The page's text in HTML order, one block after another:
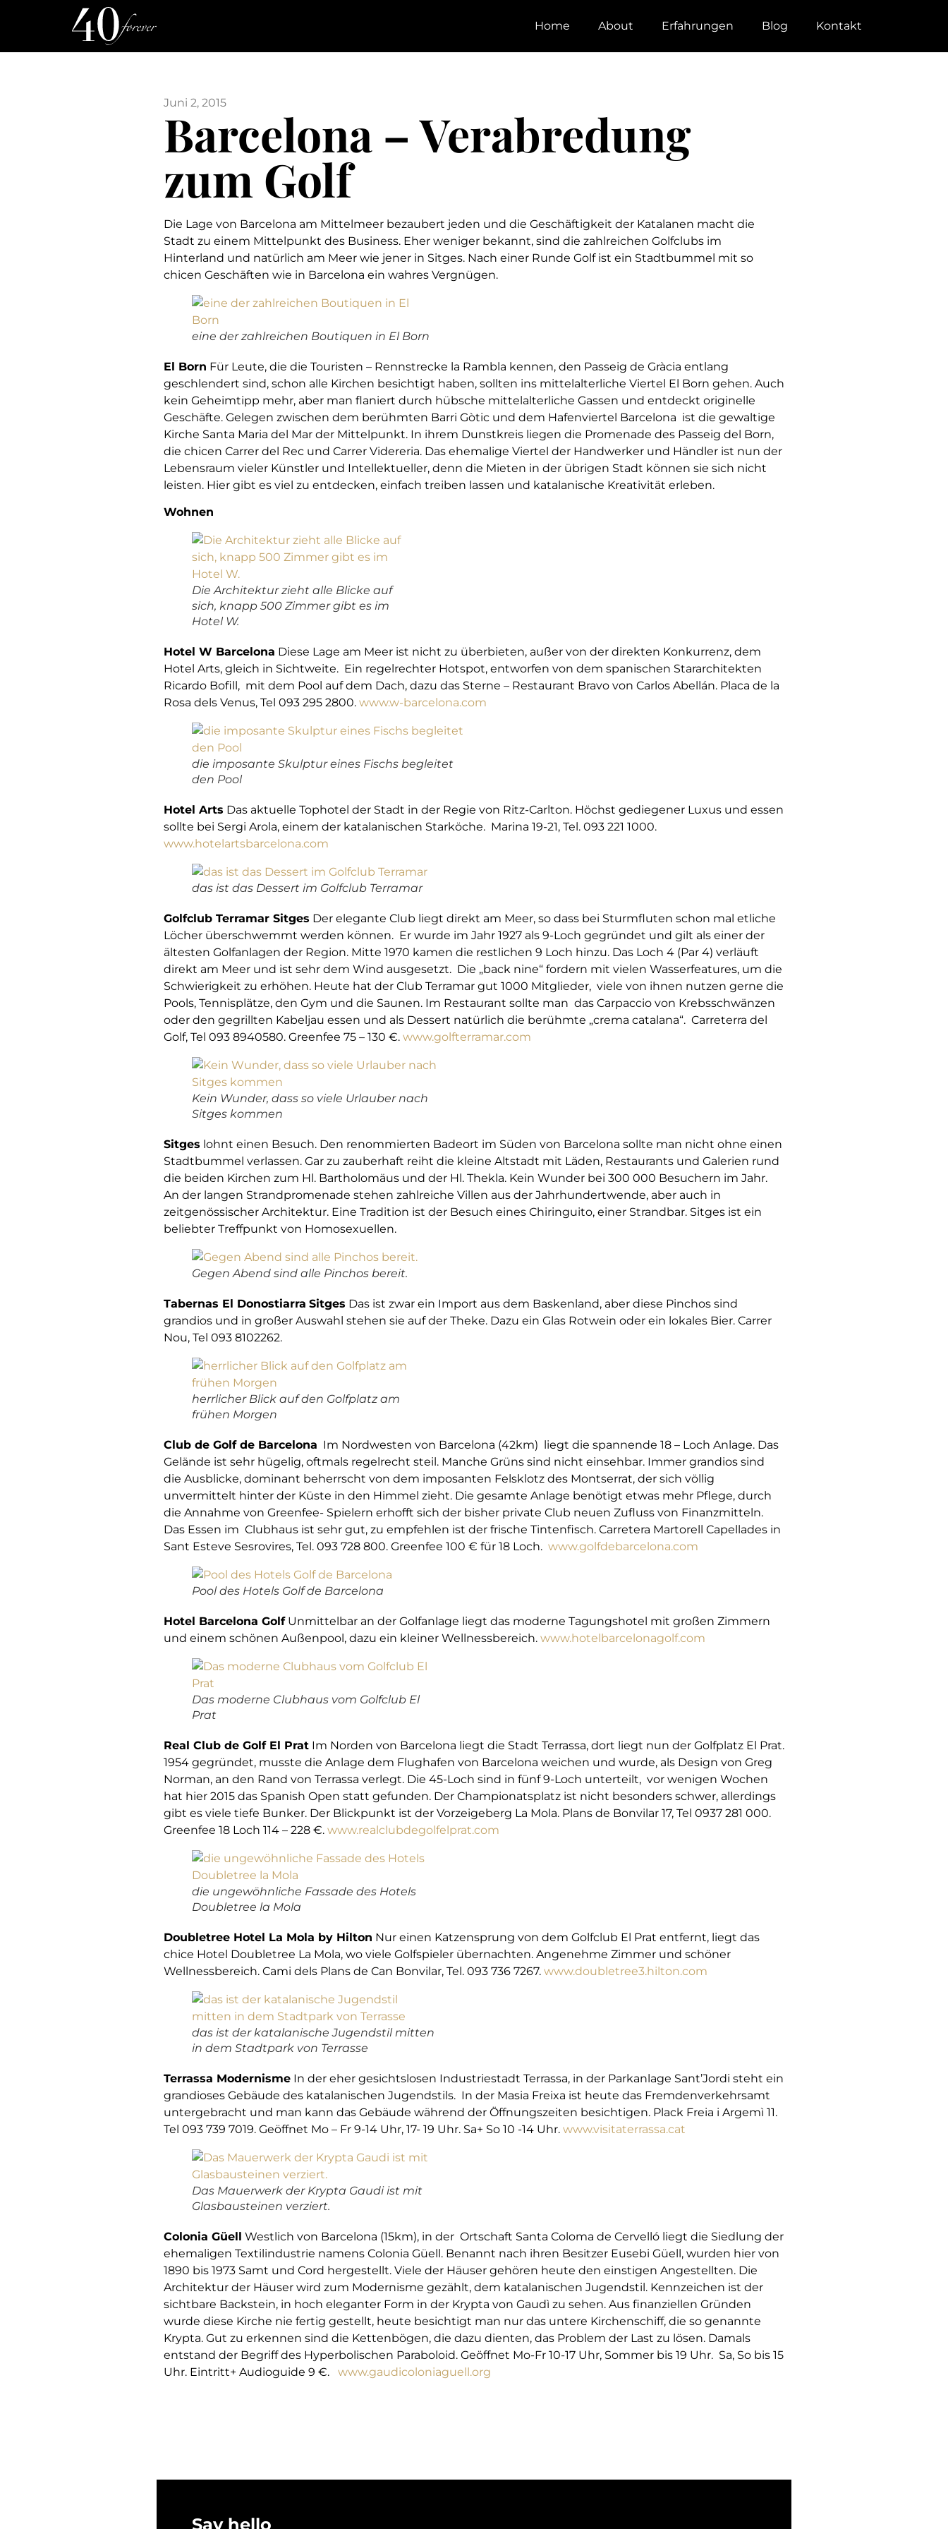
Home About Erfahrungen Blog Kontakt
Juni 2, 2015
Barcelona – Verabredung
zum Golf
Die Lage von Barcelona am Mittelmeer bezaubert jeden und die Geschäftigkeit der Katalanen macht die
Stadt zu einem Mittelpunkt des Business. Eher weniger bekannt, sind die zahlreichen Golfclubs im
Hinterland und natürlich am Meer wie jener in Sitges. Nach einer Runde Golf ist ein Stadtbummel mit so
chicen Geschäften wie in Barcelona ein wahres Vergnügen.
eine der zahlreichen Boutiquen in El Born
El Born Für Leute, die die Touristen – Rennstrecke la Rambla kennen, den Passeig de Gràcia entlang
geschlendert sind, schon alle Kirchen besichtigt haben, sollten ins mittelalterliche Viertel El Born gehen. Auch
kein Geheimtipp mehr, aber man flaniert durch hübsche mittelalterliche Gassen und entdeckt originelle
Geschäfte. Gelegen zwischen dem berühmten Barri Gòtic und dem Hafenviertel Barcelona ist die gewaltige
Kirche Santa Maria del Mar der Mittelpunkt. In ihrem Dunstkreis liegen die Promenade des Passeig del Born,
die chicen Carrer del Rec und Carrer Videreria. Das ehemalige Viertel der Handwerker und Händler ist nun der
Lebensraum vieler Künstler und Intellektueller, denn die Mieten in der übrigen Stadt können sie sich nicht
leisten. Hier gibt es viel zu entdecken, einfach treiben lassen und katalanische Kreativität erleben.
Wohnen
Die Architektur zieht alle Blicke auf
sich, knapp 500 Zimmer gibt es im
Hotel W.
Hotel W Barcelona Diese Lage am Meer ist nicht zu überbieten, außer von der direkten Konkurrenz, dem
Hotel Arts, gleich in Sichtweite. Ein regelrechter Hotspot, entworfen von dem spanischen Stararchitekten
Ricardo Bofill, mit dem Pool auf dem Dach, dazu das Sterne – Restaurant Bravo von Carlos Abellán. Placa de la
Rosa dels Venus, Tel 093 295 2800. www.w-barcelona.com
die imposante Skulptur eines Fischs begleitet
den Pool
Hotel Arts Das aktuelle Tophotel der Stadt in der Regie von Ritz-Carlton. Höchst gediegener Luxus und essen
sollte bei Sergi Arola, einem der katalanischen Starköche. Marina 19-21, Tel. 093 221 1000.
www.hotelartsbarcelona.com
das ist das Dessert im Golfclub Terramar
Golfclub Terramar Sitges Der elegante Club liegt direkt am Meer, so dass bei Sturmfluten schon mal etliche
Löcher überschwemmt werden können. Er wurde im Jahr 1927 als 9-Loch gegründet und gilt als einer der
ältesten Golfanlagen der Region. Mitte 1970 kamen die restlichen 9 Loch hinzu. Das Loch 4 (Par 4) verläuft
direkt am Meer und ist sehr dem Wind ausgesetzt. Die „back nine“ fordern mit vielen Wasserfeatures, um die
Schwierigkeit zu erhöhen. Heute hat der Club Terramar gut 1000 Mitglieder, viele von ihnen nutzen gerne die
Pools, Tennisplätze, den Gym und die Saunen. Im Restaurant sollte man das Carpaccio von Krebsschwänzen
oder den gegrillten Kabeljau essen und als Dessert natürlich die berühmte „crema catalana“. Carreterra del
Golf, Tel 093 8940580. Greenfee 75 – 130 €. www.golfterramar.com
Kein Wunder, dass so viele Urlauber nach
Sitges kommen
Sitges lohnt einen Besuch. Den renommierten Badeort im Süden von Barcelona sollte man nicht ohne einen
Stadtbummel verlassen. Gar zu zauberhaft reiht die kleine Altstadt mit Läden, Restaurants und Galerien rund
die beiden Kirchen zum Hl. Bartholomäus und der Hl. Thekla. Kein Wunder bei 300 000 Besuchern im Jahr.
An der langen Strandpromenade stehen zahlreiche Villen aus der Jahrhundertwende, aber auch in
zeitgenössischer Architektur. Eine Tradition ist der Besuch eines Chiringuito, einer Strandbar. Sitges ist ein
beliebter Treffpunkt von Homosexuellen.
Gegen Abend sind alle Pinchos bereit.
Tabernas El Donostiarra Sitges Das ist zwar ein Import aus dem Baskenland, aber diese Pinchos sind
grandios und in großer Auswahl stehen sie auf der Theke. Dazu ein Glas Rotwein oder ein lokales Bier. Carrer
Nou, Tel 093 8102262.
herrlicher Blick auf den Golfplatz am
frühen Morgen
Club de Golf de Barcelona Im Nordwesten von Barcelona (42km) liegt die spannende 18 – Loch Anlage. Das
Gelände ist sehr hügelig, oftmals regelrecht steil. Manche Grüns sind nicht einsehbar. Immer grandios sind
die Ausblicke, dominant beherrscht von dem imposanten Felsklotz des Montserrat, der sich völlig
unvermittelt hinter der Küste in den Himmel zieht. Die gesamte Anlage benötigt etwas mehr Pflege, durch
die Annahme von Greenfee- Spielern erhofft sich der bisher private Club neuen Zufluss von Finanzmitteln.
Das Essen im Clubhaus ist sehr gut, zu empfehlen ist der frische Tintenfisch. Carretera Martorell Capellades in
Sant Esteve Sesrovires, Tel. 093 728 800. Greenfee 100 € für 18 Loch. www.golfdebarcelona.com
Pool des Hotels Golf de Barcelona
Hotel Barcelona GolfUnmittelbar an der Golfanlage liegt das moderne Tagungshotel mit großen Zimmern
und einem schönen Außenpool, dazu ein kleiner Wellnessbereich. www.hotelbarcelonagolf.com
Das moderne Clubhaus vom Golfclub El
Prat
Real Club de Golf El Prat Im Norden von Barcelona liegt die Stadt Terrassa, dort liegt nun der Golfplatz El Prat.
1954 gegründet, musste die Anlage dem Flughafen von Barcelona weichen und wurde, als Design von Greg
Norman, an den Rand von Terrassa verlegt. Die 45-Loch sind in fünf 9-Loch unterteilt, vor wenigen Wochen
hat hier 2015 das Spanish Open statt gefunden. Der Championatsplatz ist nicht besonders schwer, allerdings
gibt es viele tiefe Bunker. Der Blickpunkt ist der Vorzeigeberg La Mola. Plans de Bonvilar 17, Tel 0937 281 000.
Greenfee 18 Loch 114 – 228 €. www.realclubdegolfelprat.com
die ungewöhnliche Fassade des Hotels
Doubletree la Mola
Doubletree Hotel La Mola by Hilton Nur einen Katzensprung von dem Golfclub El Prat entfernt, liegt das
chice Hotel Doubletree La Mola, wo viele Golfspieler übernachten. Angenehme Zimmer und schöner
Wellnessbereich. Cami dels Plans de Can Bonvilar, Tel. 093 736 7267. www.doubletree3.hilton.com
das ist der katalanische Jugendstil mitten
in dem Stadtpark von Terrasse
Terrassa Modernisme In der eher gesichtslosen Industriestadt Terrassa, in der Parkanlage Sant’Jordi steht ein
grandioses Gebäude des katalanischen Jugendstils. In der Masia Freixa ist heute das Fremdenverkehrsamt
untergebracht und man kann das Gebäude während der Öffnungszeiten besichtigen. Plack Freia i Argemì 11.
Tel 093 739 7019. Geöffnet Mo – Fr 9-14 Uhr, 17- 19 Uhr. Sa+ So 10 -14 Uhr. www.visitaterrassa.cat
Das Mauerwerk der Krypta Gaudi ist mit
Glasbausteinen verziert.
Colonia Güell Westlich von Barcelona (15km), in der Ortschaft Santa Coloma de Cervelló liegt die Siedlung der
ehemaligen Textilindustrie namens Colonia Güell. Benannt nach ihren Besitzer Eusebi Güell, wurden hier von
1890 bis 1973 Samt und Cord hergestellt. Viele der Häuser gehören heute den einstigen Angestellten. Die
Architektur der Häuser wird zum Modernisme gezählt, dem katalanischen Jugendstil. Kennzeichen ist der
sichtbare Backstein, in hoch eleganter Form in der Krypta von Gaudì zu sehen. Aus finanziellen Gründen
wurde diese Kirche nie fertig gestellt, heute besichtigt man nur das untere Kirchenschiff, die so genannte
Krypta. Gut zu erkennen sind die Kettenbögen, die dazu dienten, das Problem der Last zu lösen. Damals
entstand der Begriff des Hyperbolischen Paraboloid. Geöffnet Mo-Fr 10-17 Uhr, Sommer bis 19 Uhr. Sa, So bis 15
Uhr. Eintritt+ Audioguide 9 €.
www.gaudicoloniaguell.org
Say hello